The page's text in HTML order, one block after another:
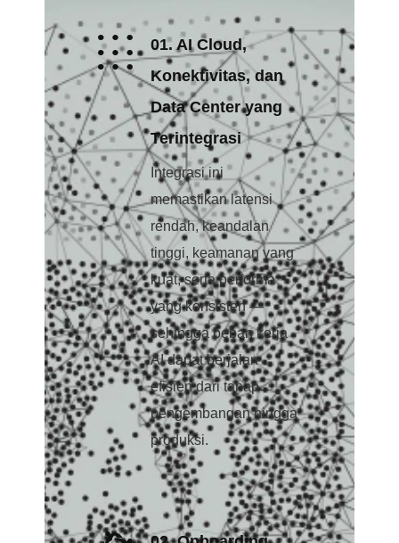
01. AI Cloud,
Konektivitas, dan
Data Center yang
Terintegrasi
Integrasi ini
memastikan latensi
rendah, keandalan
tinggi, keamanan yang
kuat, serta performa
yang konsisten —
sehingga beban kerja
AI dapat berjalan
efisien dari tahap
pengembangan hingga
produksi.